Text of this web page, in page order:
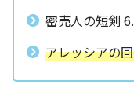
密売人の短剣
アレッシアの